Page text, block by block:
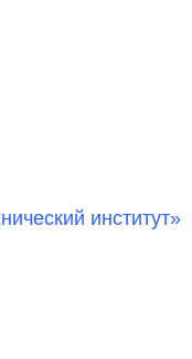
институт»